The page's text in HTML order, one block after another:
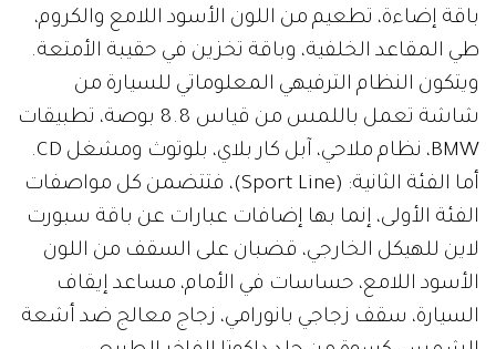
باقة إضاءة، تطعيم من اللون الأسود اللامع والكروم،
طي المقاعد الخلفية، وباقة تخزين في حقيبة الأمتعة.
ويتكون النظام الترفيهي المعلوماتي للسيارة من
شاشة تعمل باللمس من قياس 8.8 بوصة، تطبيقات
BMW، نظام ملاحي، آبل كار بلاي، بلوتوث ومشغل CD.
أما الفئة الثانية: (Sport Line)، فتتضمن كل مواصفات
الفئة الأولى، إنما بها إضافات عبارات عن باقة سبورت
لاين للهيكل الخارجي، قضبان على السقف من اللون
الأسود اللامع، حساسات في الأمام، مساعد إيقاف
السيارة، سقف زجاجي بانورامي، زجاج معالج ضد أشعة